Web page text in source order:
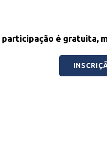
participação é gratuita,